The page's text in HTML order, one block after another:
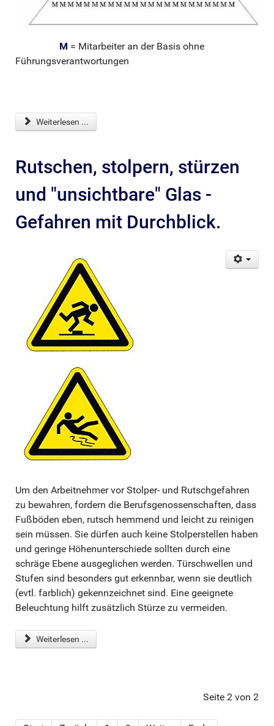
M = Mitarbeiter an der Basis ohne
Führungsverantwortungen
Weiterlesen ...
Rutschen, stolpern, stürzen
und "unsichtbare" Glas -
Gefahren mit Durchblick.
Um den Arbeitnehmer vor Stolper- und Rutschgefahren
zu bewahren, fordern die Berufsgenossenschaften, dass
Fußböden eben, rutsch hemmend und leicht zu reinigen
sein müssen. Sie dürfen auch keine Stolperstellen haben
und geringe Höhenunterschiede sollten durch eine
schräge Ebene ausgeglichen werden. Türschwellen und
Stufen sind besonders gut erkennbar, wenn sie deutlich
(evtl. farblich) gekennzeichnet sind. Eine geeignete
Beleuchtung hilft zusätzlich Stürze zu vermeiden.
Weiterlesen ...
Seite 2 von 2